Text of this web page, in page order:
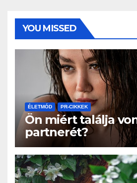
YOU MISSED
ÉLETMÓD PR-CIKKEK
Ön miért találja
partnerét?